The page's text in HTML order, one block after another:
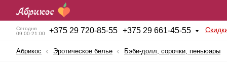
Сегодня
09:00-21:00
+375 29 720-85-55 +375 29 661-45-55
Абрикос Эротическое белье Бэби-долл, сорочки, пеньюары